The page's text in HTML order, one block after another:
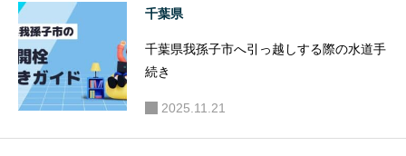
千葉県
千葉県我孫子市へ引っ越しする際の水道手
続き
2025.11.21